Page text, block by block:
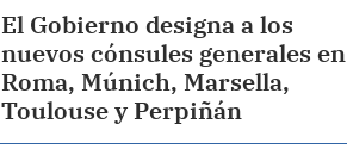
El Gobierno designa a los
nuevos cónsules generales en
Roma, Múnich, Marsella,
Toulouse y Perpiñán